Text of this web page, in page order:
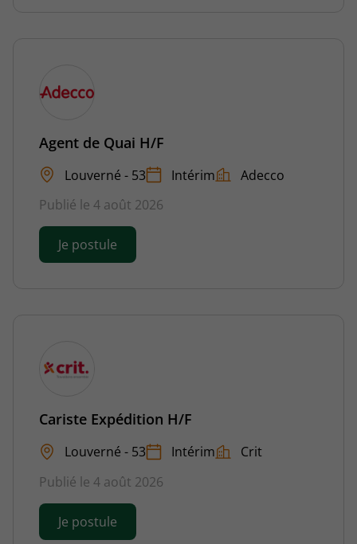
Agent de Quai H/F
Louverné - 53 Intérim
Adecco
Publié le 4 août 2026
Je postule
Cariste Expédition H/F
Louverné - 53 Intérim
Crit
Publié le 4 août 2026
Je postule